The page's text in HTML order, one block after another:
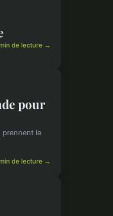
de lecture →
pour
prennent le
de lecture →